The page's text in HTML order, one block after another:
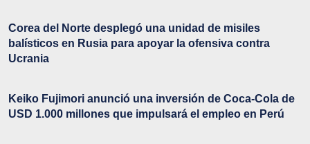
Corea del Norte desplegó una unidad de misiles
balísticos en Rusia para apoyar la ofensiva contra
Ucrania
Keiko Fujimori anunció una inversión de Coca-Cola de
USD 1.000 millones que impulsará el empleo en Perú